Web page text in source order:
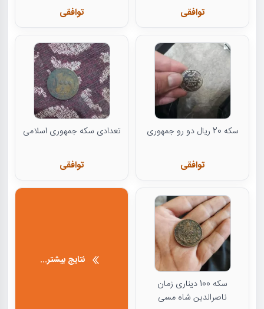
توافقی توافقی
سکه 20 ریال دو رو جمهوری
توافقی
تعدادی سکه جمهوری اسلامی
توافقی
سکه 100 دیناری زمان
ناصرالدین شاه مسی
نتایج بیشتر...